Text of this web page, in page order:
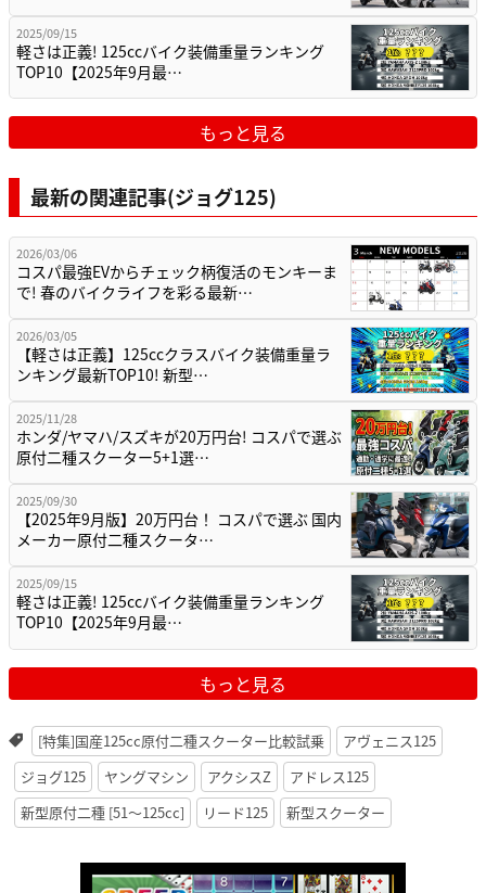
2025/09/15
軽さは正義! 125ccバイク装備重量ランキング
TOP10【2025年9月最…
もっと見る
最新の関連記事(ジョグ125)
2026/03/06
コスパ最強EVからチェック柄復活のモンキーま
で! 春のバイクライフを彩る最新…
2026/03/05
【軽さは正義】125ccクラスバイク装備重量ラ
ンキング最新TOP10! 新型…
2025/11/28
ホンダ/ヤマハ/スズキが20万円台! コスパで選ぶ
原付二種スクーター5+1選…
2025/09/30
【2025年9月版】20万円台！ コスパで選ぶ 国内
メーカー原付二種スクータ…
2025/09/15
軽さは正義! 125ccバイク装備重量ランキング
TOP10【2025年9月最…
もっと見る
[特集]国産125cc原付二種スクーター比較試乗
アヴェニス125
ジョグ125
ヤングマシン アクシスZ
アドレス125
新型原付二種 [51〜125cc]
リード125 新型スクーター